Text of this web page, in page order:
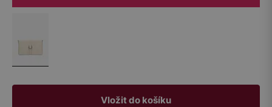
Vložit do košíku